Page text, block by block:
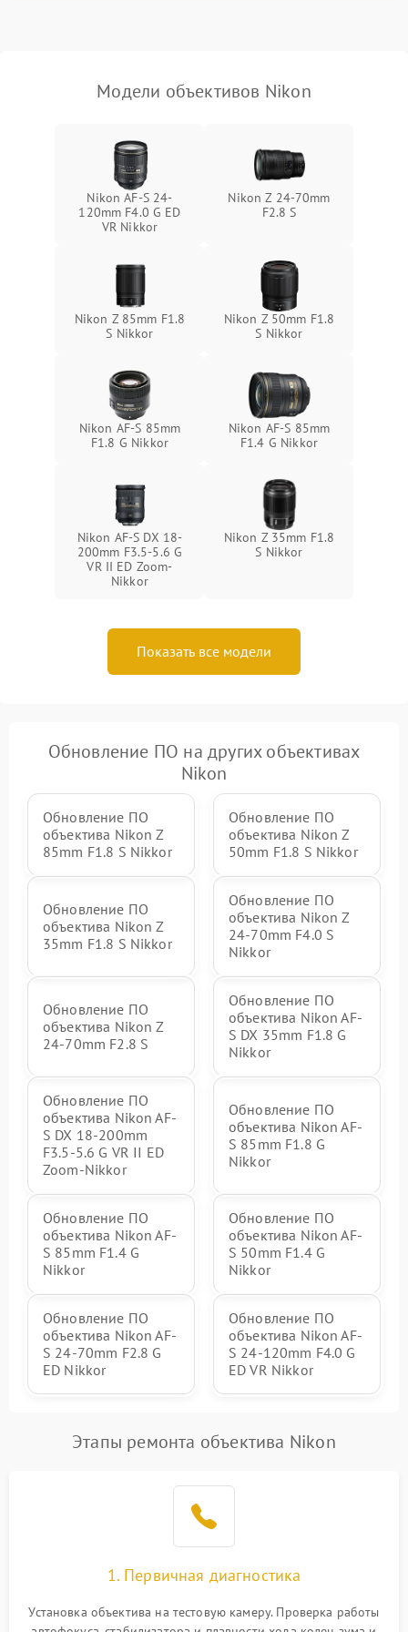
Модели объективов Nikon
Nikon AF-S 24-
120mm F4.0 G ED
VR Nikkor
Nikon Z 24-70mm
F2.8 S
Nikon Z 85mm F1.8
S Nikkor
Nikon Z 50mm F1.8
S Nikkor
Nikon AF-S 85mm
F1.8 G Nikkor
Nikon AF-S 85mm
F1.4 G Nikkor
Nikon AF-S DX 18-
200mm F3.5-5.6 G
VR II ED Zoom-
Nikkor
Nikon Z 35mm F1.8
S Nikkor
Показать все модели
Обновление ПО на других объективах
Nikon
Обновление ПО
объектива Nikon Z
85mm F1.8 S Nikkor
Обновление ПО
объектива Nikon Z
50mm F1.8 S Nikkor
Обновление ПО
объектива Nikon Z
35mm F1.8 S Nikkor
Обновление ПО
объектива Nikon Z
24-70mm F4.0 S
Nikkor
Обновление ПО
объектива Nikon Z
24-70mm F2.8 S
Обновление ПО
объектива Nikon AF-
S DX 35mm F1.8 G
Nikkor
Обновление ПО
объектива Nikon AF-
S DX 18-200mm
F3.5-5.6 G VR II ED
Zoom-Nikkor
Обновление ПО
объектива Nikon AF-
S 85mm F1.8 G
Nikkor
Обновление ПО
объектива Nikon AF-
S 85mm F1.4 G
Nikkor
Обновление ПО
объектива Nikon AF-
S 50mm F1.4 G
Nikkor
Обновление ПО
объектива Nikon AF-
S 24-70mm F2.8 G
ED Nikkor
Обновление ПО
объектива Nikon AF-
S 24-120mm F4.0 G
ED VR Nikkor
Этапы ремонта объектива Nikon
1. Первичная диагностика
Установка объектива на тестовую камеру. Проверка работы